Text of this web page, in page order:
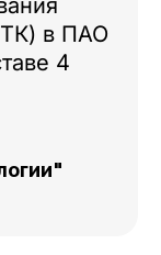
в ПАО
4